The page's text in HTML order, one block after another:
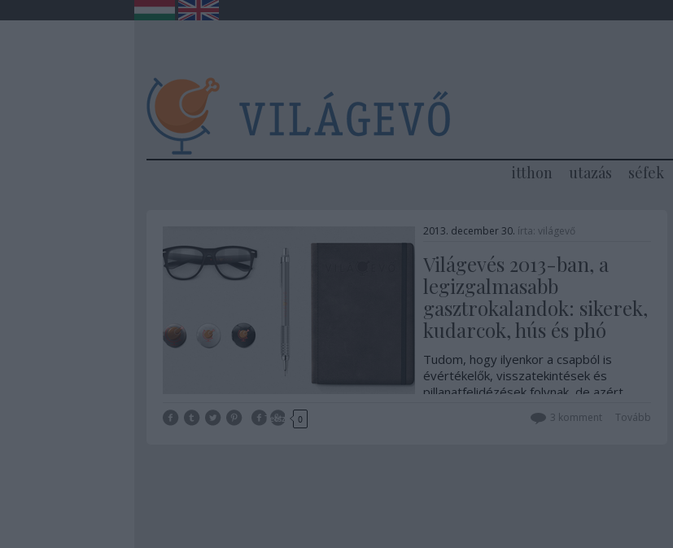
itthon utazás séfek
2013. december 30. írta: világevő
Világevés 2013-ban, a
legizgalmasabb
gasztrokalandok: sikerek,
kudarcok, hús és phó
Tudom, hogy ilyenkor a csapból is
évértékelők, visszatekintések és
pillanatfelidézések folynak, de azért
biztos, főleg, mert ilyenkor rájövök,
Tetszik 0 Tovább
3 komment